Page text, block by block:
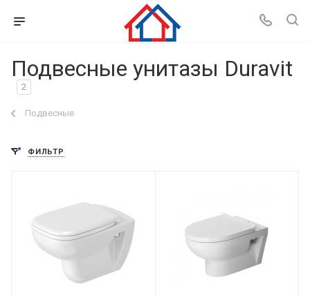
Подвесные унитазы Duravit
2
Подвесные
ФИЛЬТР